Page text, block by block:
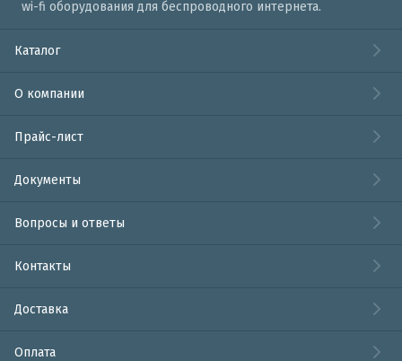
wi-fi оборудования для беспроводного интернета.
Каталог
О компании
Прайс-лист
Документы
Вопросы и ответы
Контакты
Доставка
Оплата